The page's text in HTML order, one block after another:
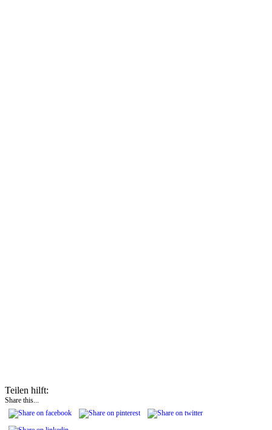
Teilen hilft:
Share this...